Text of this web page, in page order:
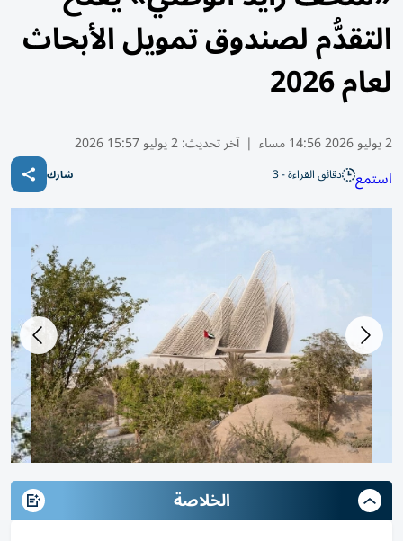
التقدُّم لصندوق تمويل الأبحاث
لعام 2026
2 يوليو 2026 14:56 مساء | آخر تحديث:2 يوليو 15:57 2026
استمع دقائق القراءة - 3 شارك
الخلاصة